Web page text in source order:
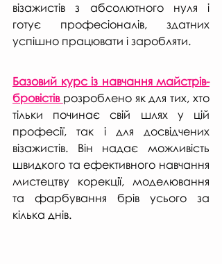
візажистів з абсолютного нуля і
готує професіоналів, здатних
успішно працювати і заробляти.
Базовий курс із навчання майстрів-
бровістів розроблено як для тих, хто
тільки починає свій шлях у цій
професії, так і для досвідчених
візажистів. Він надає можливість
швидкого та ефективного навчання
мистецтву корекції, моделювання
та фарбування брів усього за
кілька днів.